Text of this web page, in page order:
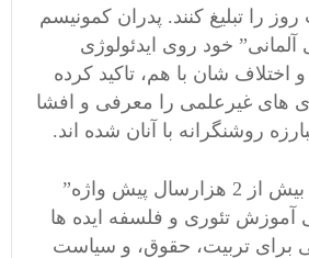
را تبلیغ کنند. پدران کمونیسم
آلمانی” خود روی ایدئولوژی
اختلاف شان با هم، تاکید کرده
های غیرعلمی را معرفی و افشا
روشنگرانه با آنان شده اند.
در یونان باستان در بیش از 2 هزارسال پیش واژه”
آموزش تئوری و فلسفه ایده ها
برای تربیت، حقوق، و سیاست